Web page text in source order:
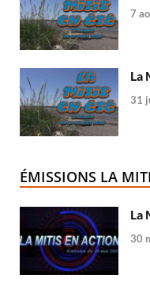
7
La
31
ÉMISSIONS LA
La
30